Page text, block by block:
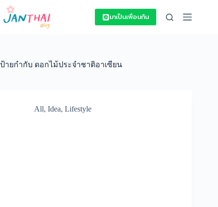
Skip
content
มาเป็นเพื่อนกัน
ป้ายกำกับ ดอกไม้ประจําชาติอาเซียน
All, Idea, Lifestyle